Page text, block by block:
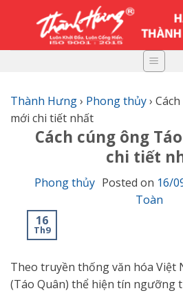
Thành Hưng› Phong thủy›
mới chi tiết nhất
Cách cúng ông
chi tiết
Phong thủy Posted on 16/
Toàn
16
Th9
Theo truyền thống văn hóa Việt
(Táo Quân) thể hiện tín ngưỡng